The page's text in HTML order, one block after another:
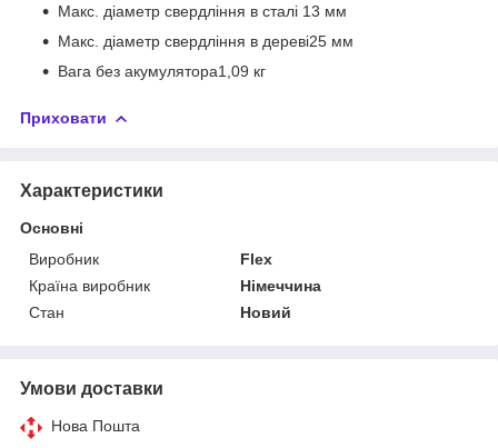
Макс. діаметр свердління в сталі 13 мм
Макс. діаметр свердління в дереві25 мм
Вага без акумулятора1,09 кг
Приховати
Характеристики
Основні
Виробник
Flex
Країна виробник
Німеччина
Стан
Новий
Умови доставки
Нова Пошта